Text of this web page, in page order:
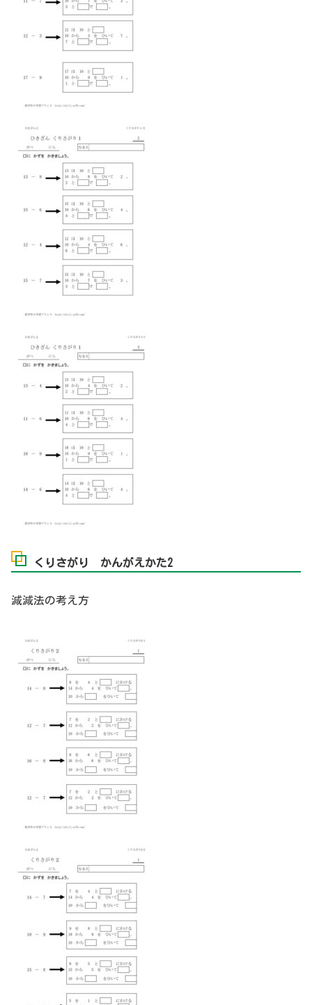
くりさがり かんがえかた2
減減法の考え方